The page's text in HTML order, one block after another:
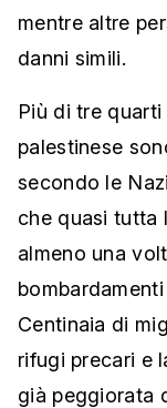
mentre altre
danni simili.
Più di tre
palestinese
secondo le
che quasi tutta
almeno una
Centinaia di
rifugi precari e
già peggiorata